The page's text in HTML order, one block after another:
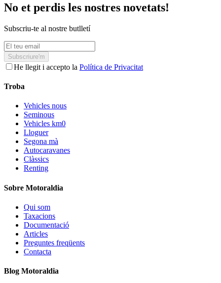
No et perdis les nostres novetats!
Subscriu-te al nostre butlletí
Subscriure'm
He llegit i accepto la Política de Privacitat
Troba
Vehicles nous
Seminous
Vehicles km0
Lloguer
Segona mà
Autocaravanes
Clàssics
Renting
Sobre Motoraldia
Qui som
Taxacions
Documentació
Articles
Preguntes freqüents
Contacta
Blog Motoraldia